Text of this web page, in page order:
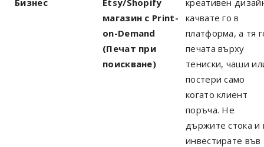
магазин с Print-
on-Demand
(Печат при
поискване)
качвате го в
платформа, а тя
печата върху
тениски, чаши
постери само
когато клиент
поръча. Не
държите стока и
инвестирате във